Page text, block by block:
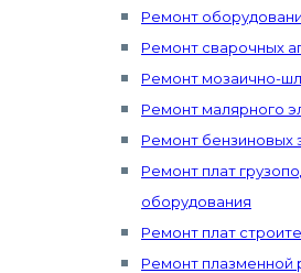
Ремонт
Ремонт сварочных
Ремонт мозаично-
Ремонт малярного
Ремонт бензиновых
Ремонт плат
оборудования
Ремонт плат
Ремонт плазменной